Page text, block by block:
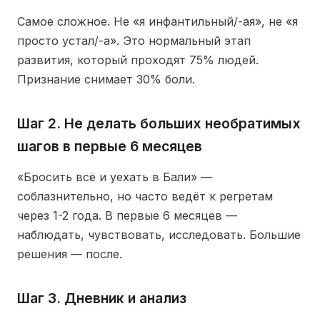
Самое сложное. Не «я инфантильный/-ая», не «я
просто устал/-а». Это нормальный этап
развития, который проходят 75% людей.
Признание снимает 30% боли.
Шаг 2. Не делать больших необратимых
шагов в первые 6 месяцев
«Бросить всё и уехать в Бали» —
соблазнительно, но часто ведёт к регретам
через 1-2 года. В первые 6 месяцев —
наблюдать, чувствовать, исследовать. Большие
решения — после.
Шаг 3. Дневник и анализ